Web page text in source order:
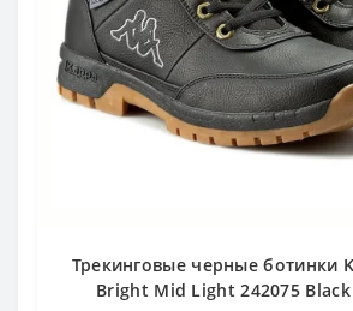
Трекинговые черные ботинки
Bright Mid Light 242075 Black